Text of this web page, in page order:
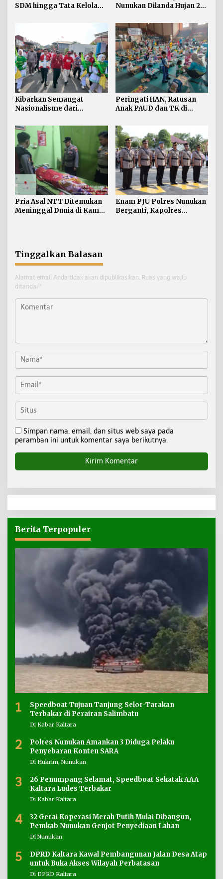
SDM hingga Tata Kelola
Nunukan Dilanda Hujan 23
Kibarkan Semangat
Nasionalisme dari
Merah Putih 81 Meter
Dibentangkan di Sebatik
Peringati HAN, Ratusan
Anak PAUD dan TK di
Lomba Menggambar dan
Mewarnai
Pria Asal NTT Ditemukan
Meninggal Dunia di Kamar
Enam PJU Polres Nunukan
Berganti, Kapolres
Tinggalkan Balasan
Alamat email Anda tidak akan dipublikasikan. Ruas yang wajib
ditandai *
Simpan nama, email, dan situs web saya pada
peramban ini untuk komentar saya berikutnya.
Berita Terpopuler
1
Speedboat Tujuan Tanjung Selor-Tarakan
Terbakar di Perairan Salimbatu
Di Kabar Kaltara
2
Polres Nunukan Amankan 3 Diduga Pelaku
Penyebaran Konten SARA
Di Hukrim, Nunukan
3
26 Penumpang Selamat, Speedboat Sekatak AAA
Kaltara Ludes Terbakar
Di Kabar Kaltara
4
32 Gerai Koperasi Merah Putih Mulai Dibangun,
Pemkab Nunukan Genjot Penyediaan Lahan
Di Nunukan
5
DPRD Kaltara Kawal Pembangunan Jalan Desa Atap
untuk Buka Akses Wilayah Perbatasan
Di DPRD Kaltara